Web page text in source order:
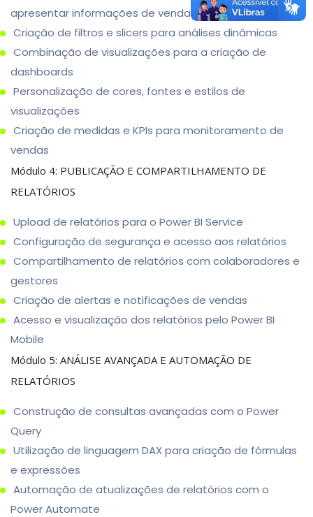
apresentar informações de vendas
Criação de filtros e slicers para análises dinâmicas
Combinação de visualizações para a criação de
dashboards
Personalização de cores, fontes e estilos de
visualizações
Criação de medidas e KPIs para monitoramento de
vendas
Módulo 4: PUBLICAÇÃO E COMPARTILHAMENTO DE
RELATÓRIOS
Upload de relatórios para o Power BI Service
Configuração de segurança e acesso aos relatórios
Compartilhamento de relatórios com colaboradores e
gestores
Criação de alertas e notificações de vendas
Acesso e visualização dos relatórios pelo Power BI
Mobile
Módulo 5: ANÁLISE AVANÇADA E AUTOMAÇÃO DE
RELATÓRIOS
Construção de consultas avançadas com o Power
Query
Utilização de linguagem DAX para criação de fórmulas
e expressões
Automação de atualizações de relatórios com o
Power Automate